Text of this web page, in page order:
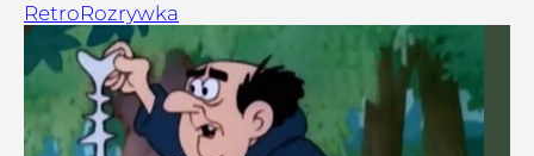
RetroRozrywka